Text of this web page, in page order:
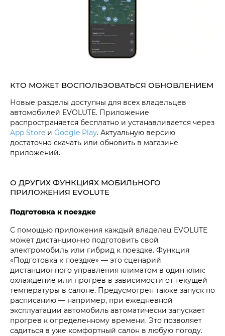
КТО МОЖЕТ ВОСПОЛЬЗОВАТЬСЯ ОБНОВЛЕНИЕМ
Новые разделы доступны для всех владельцев
автомобилей EVOLUTE. Приложение
распространяется бесплатно и устанавливается через
App Store и Google Play. Актуальную версию
достаточно скачать или обновить в магазине
приложений.
О ДРУГИХ ФУНКЦИЯХ МОБИЛЬНОГО
ПРИЛОЖЕНИЯ EVOLUTE
Подготовка к поездке
С помощью приложения каждый владелец EVOLUTE
может дистанционно подготовить свой
электромобиль или гибрид к поездке. Функция
«Подготовка к поездке» — это сценарий
дистанционного управления климатом в один клик:
охлаждение или прогрев в зависимости от текущей
температуры в салоне. Предусмотрен также запуск по
расписанию — например, при ежедневной
эксплуатации автомобиль автоматически запускает
прогрев к определенному времени. Это позволяет
садиться в уже комфортный салон в любую погоду.